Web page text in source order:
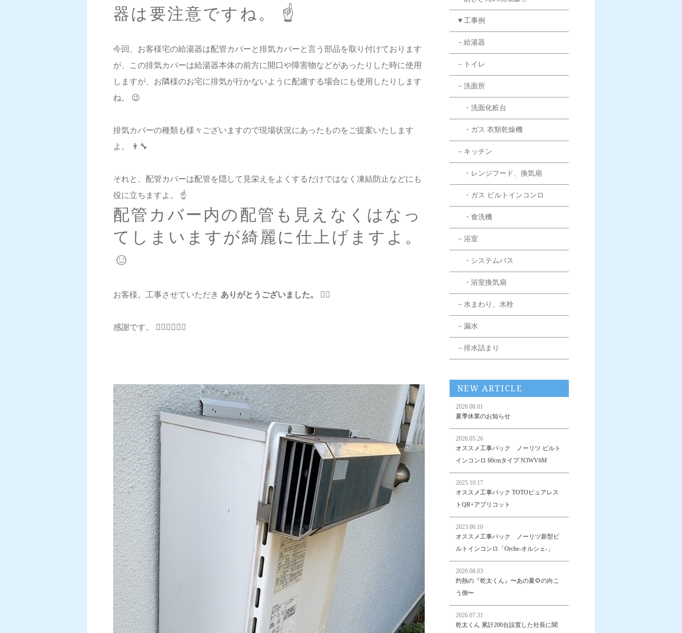
器は要注意ですね。 ☝️
今回、お客様宅の給湯器は配管カバーと排気カバーと言う部品を取り付けております
が、この排気カバーは給湯器本体の前方に開口や障害物などがあったりした時に使用
しますが、お隣様のお宅に排気が行かないように配慮する場合にも使用したりします
ね。 😉
排気カバーの種類も様々ございますので現場状況にあったものをご提案いたします
よ。 👨‍🔧
それと、配管カバーは配管を隠して見栄えをよくするだけではなく凍結防止などにも
役に立ちますよ。 ☝️
配管カバー内の配管も見えなくはなっ
てしまいますが綺麗に仕上げますよ。
☺️
お客様。工事させていただき ありがとうございました。 🙇‍♂️
感謝です。 🙇‍♂️🙇‍♂️🙇‍♂️
▼工事例
－給湯器
－トイレ
－洗面所
・洗面化粧台
・ガス 衣類乾燥機
－キッチン
・レンジフード、換気扇
・ガス ビルトインコンロ
・食洗機
－浴室
・システムバス
・浴室換気扇
－水まわり、水栓
－漏水
－排水詰まり
NEW ARTICLE
2026.08.01
夏季休業のお知らせ
2026.05.26
オススメ工事パック ノーリツ ビルト
インコンロ 60cmタイプ N3WV6M
2025.10.17
オススメ工事パック TOTOピュアレス
トQR+アプリコット
2023.06.10
オススメ工事パック ノーリツ新型ビ
ルトインコンロ「Orche-オルシェ-」
2026.08.03
灼熱の『乾太くん』〜あの夏🌻の向こ
う側〜
2026.07.31
乾太くん 累計200台設置した社長に聞